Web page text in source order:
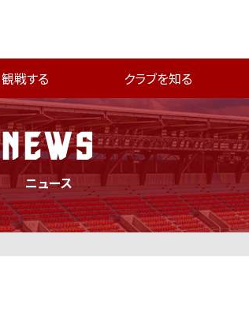
観戦する クラブを知る
NEWS
ニュース